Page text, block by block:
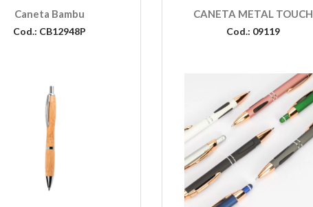
Caneta Bambu
Cod.: CB12948P
CANETA METAL TOUCH
Cod.: 09119